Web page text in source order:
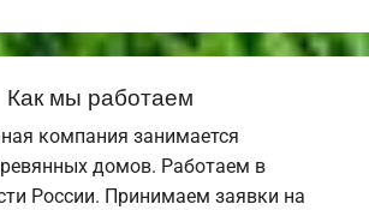
Как мы работаем
компания занимается
домов. Работаем в
России. Принимаем заявки на